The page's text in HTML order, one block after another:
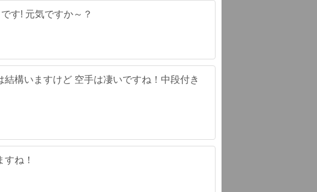
す! 元気ですか～？
構いますけど 空手は凄いですね！中段付き
ね！